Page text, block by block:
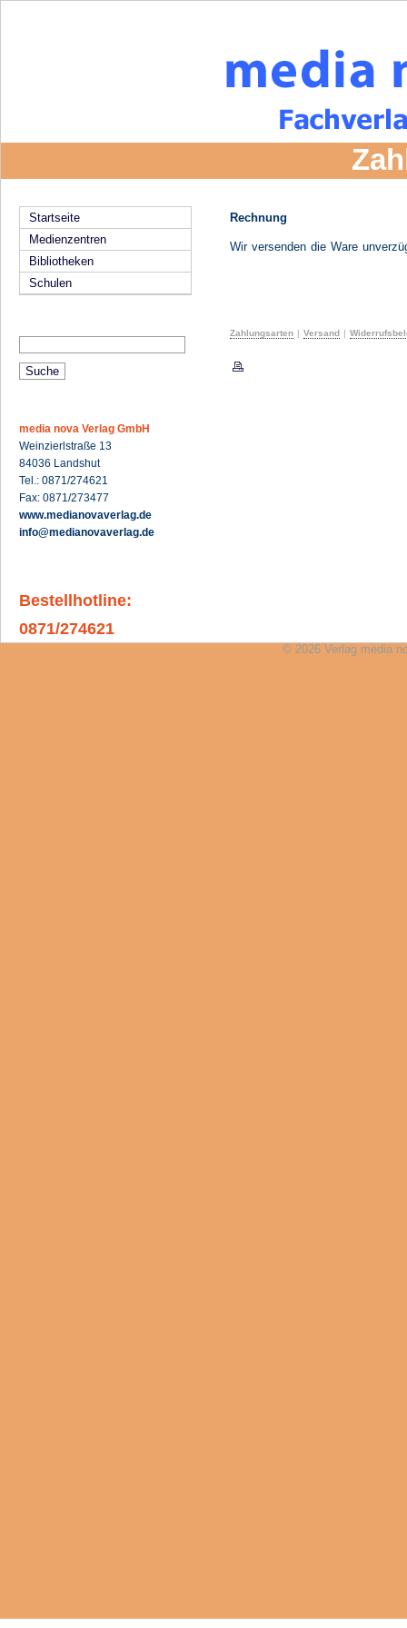
Startseite
Medienzentren
Bibliotheken
Schulen
media nova Verlag GmbH
Weinzierlstraße 13
84036 Landshut
Tel.: 0871/274621
Fax: 0871/273477
www.medianovaverlag.de
info@medianovaverlag.de
Bestellhotline:
0871/274621
Rechnung
Wir versenden die Ware
Zahlungsarten | Versand |
© 2026 Verlag media